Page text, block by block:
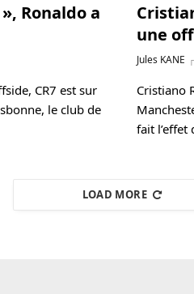
Ronaldo a
CR7 est sur
le club de
une
Jules KANE
Cristiano
fait l’effet
LOAD MORE